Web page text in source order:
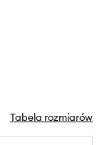
Tabela rozmiarów